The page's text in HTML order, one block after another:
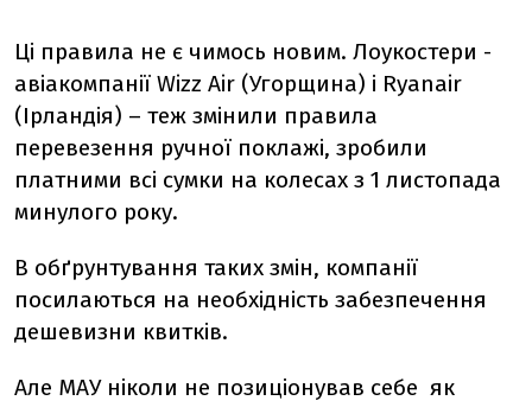
Ці правила не є чимось новим. Лоукостери -
авіакомпанії Wizz Air (Угорщина) і Ryanair
(Ірландія) – теж змінили правила
перевезення ручної поклажі, зробили
платними всі сумки на колесах з 1 листопада
минулого року.
В обґрунтування таких змін, компанії
посилаються на необхідність забезпечення
дешевизни квитків.
Але МАУ ніколи не позиціонував себе як